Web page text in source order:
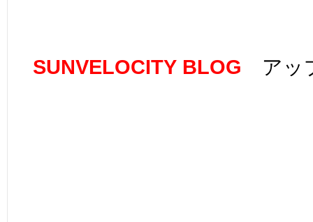
SUNVELOCITY BLOG アッ